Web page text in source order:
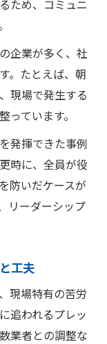
ため、コミュニ
企業が多く、社
。たとえば、朝
現場で発生する
ています。
発揮できた事例
時に、全員が役
防いだケースが
リーダーシップ
工夫
現場特有の苦労
追われるプレッ
業者との調整な